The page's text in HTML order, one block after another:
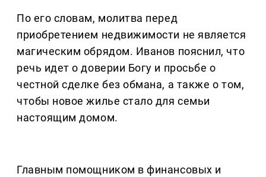
По его словам, молитва перед
приобретением недвижимости не является
магическим обрядом. Иванов пояснил, что
речь идет о доверии Богу и просьбе о
честной сделке без обмана, а также о том,
чтобы новое жилье стало для семьи
настоящим домом.
Главным помощником в финансовых и